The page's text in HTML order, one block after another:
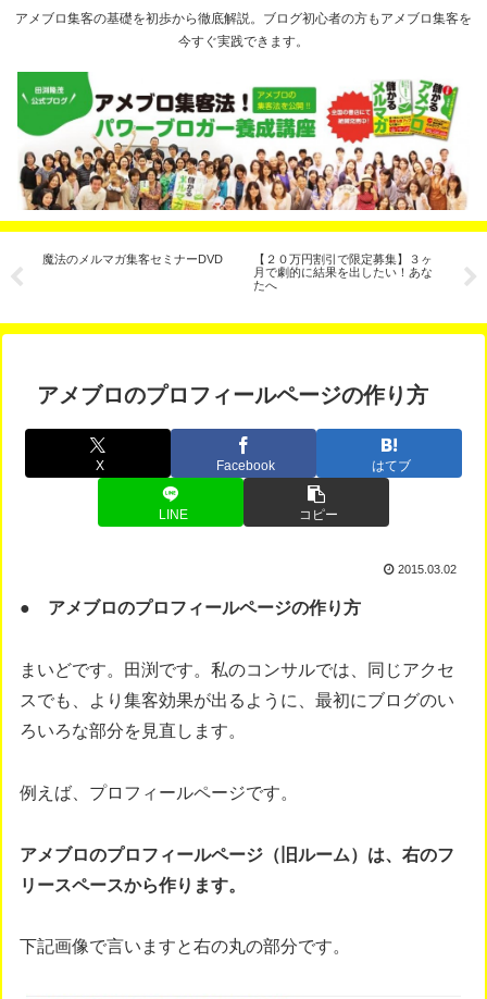
アメブロ集客の基礎を初歩から徹底解説。ブログ初心者の方もアメブロ集客を
今すぐ実践できます。
魔法のメルマガ集客セミナーDVD
【２０万円割引で限定募集】３ヶ
月で劇的に結果を出したい！あな
たへ
手
説！
アメブロのプロフィールページの作り方
X Facebook はてブ
LINE コピー
2015.03.02
● アメブロのプロフィールページの作り方
まいどです。田渕です。私のコンサルでは、同じアクセ
スでも、より集客効果が出るように、最初にブログのい
ろいろな部分を見直します。
例えば、プロフィールページです。
アメブロのプロフィールページ（旧ルーム）は、右のフ
リースペースから作ります。
下記画像で言いますと右の丸の部分です。